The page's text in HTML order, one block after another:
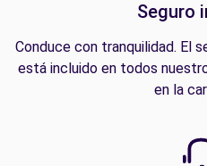
Seguro
Conduce con tranquilidad. El
está incluido en todos
en la